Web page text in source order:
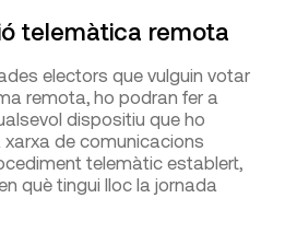
telemàtica remota
electors que vulguin votar
remota, ho podran fer a
dispositiu que ho
de comunicacions
telemàtic establert,
què tingui lloc la jornada